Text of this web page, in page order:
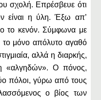
σχολή. Επρέσβευε ότι
είναι η ύλη. Έξω απ’
το κενόν. Σύμφωνα με
το μόνο απόλυτο αγαθό
αλλά η διαρκής,
«αλγηδών». Ο πόνος,
πόλοι, γύρω από τους
ο βίος των